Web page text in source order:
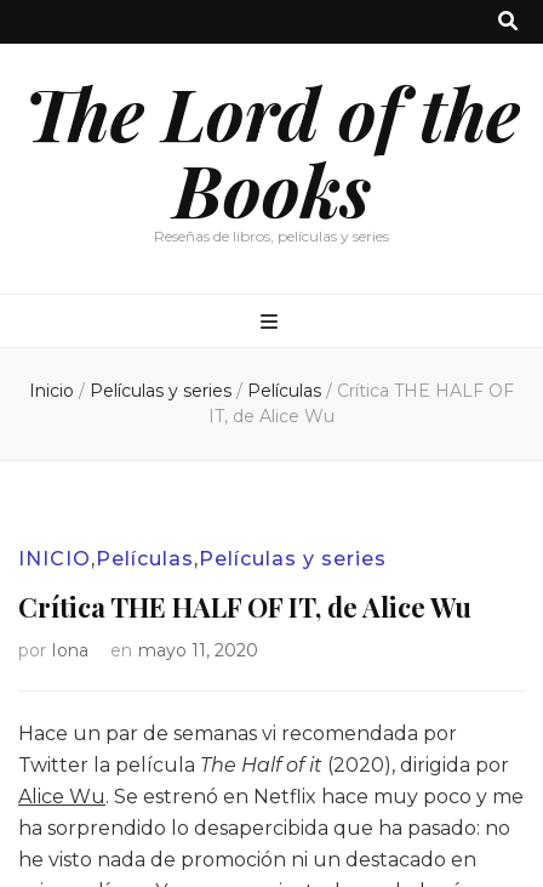
The Lord of the
Books
Reseñas de libros, películas y series
Inicio / Películas y series / Películas / Crítica THE HALF OF
IT, de Alice Wu
INICIO,Películas,Películas y series
Crítica THE HALF OF IT, de Alice Wu
por Iona en mayo 11, 2020
Hace un par de semanas vi recomendada por
Twitter la película The Half of it (2020), dirigida por
Alice Wu. Se estrenó en Netflix hace muy poco y me
ha sorprendido lo desapercibida que ha pasado: no
he visto nada de promoción ni un destacado en